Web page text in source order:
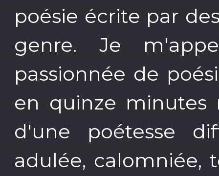
poésie écrite par
genre. Je
passionnée de
en quinze minutes
d'une poétesse
adulée, calomniée,